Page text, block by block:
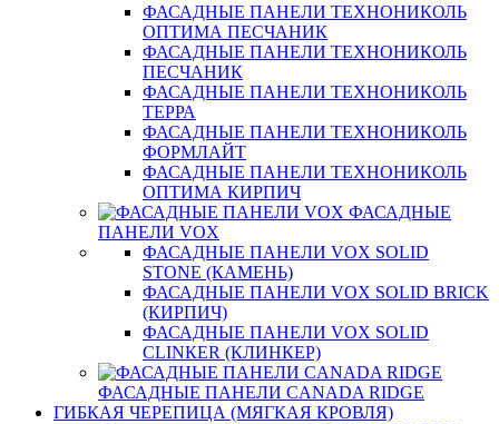
ФАСАДНЫЕ ПАНЕЛИ ТЕХНОНИКОЛЬ
ОПТИМА ПЕСЧАНИК
ФАСАДНЫЕ ПАНЕЛИ ТЕХНОНИКОЛЬ
ПЕСЧАНИК
ФАСАДНЫЕ ПАНЕЛИ ТЕХНОНИКОЛЬ
ТЕРРА
ФАСАДНЫЕ ПАНЕЛИ ТЕХНОНИКОЛЬ
ФОРМЛАЙТ
ФАСАДНЫЕ ПАНЕЛИ ТЕХНОНИКОЛЬ
ОПТИМА КИРПИЧ
ФАСАДНЫЕ
ПАНЕЛИ VOX
ФАСАДНЫЕ ПАНЕЛИ VOX SOLID
STONE (КАМЕНЬ)
ФАСАДНЫЕ ПАНЕЛИ VOX SOLID BRICK
(КИРПИЧ)
ФАСАДНЫЕ ПАНЕЛИ VOX SOLID
CLINКER (КЛИНКЕР)
ФАСАДНЫЕ ПАНЕЛИ CANADA RIDGE
ГИБКАЯ ЧЕРЕПИЦА (МЯГКАЯ КРОВЛЯ)